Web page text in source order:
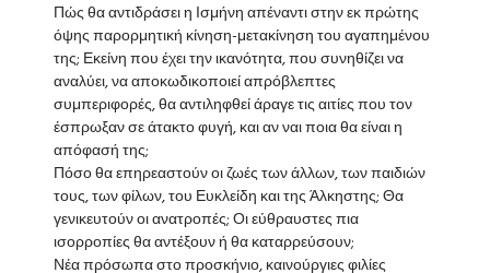
Πώς θα αντιδράσει η Ισμήνη απέναντι στην εκ πρώτης
όψης παρορμητική κίνηση-μετακίνηση του αγαπημένου
της; Εκείνη που έχει την ικανότητα, που συνηθίζει να
αναλύει, να αποκωδικοποιεί απρόβλεπτες
συμπεριφορές, θα αντιληφθεί άραγε τις αιτίες που τον
έσπρωξαν σε άτακτο φυγή, και αν ναι ποια θα είναι η
απόφασή της;
Πόσο θα επηρεαστούν οι ζωές των άλλων, των παιδιών
τους, των φίλων, του Ευκλείδη και της Άλκηστης; Θα
γενικευτούν οι ανατροπές; Οι εύθραυστες πια
ισορροπίες θα αντέξουν ή θα καταρρεύσουν;
Νέα πρόσωπα στο προσκήνιο, καινούργιες φιλίες